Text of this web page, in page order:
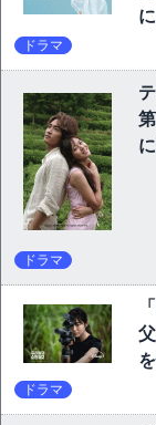
ドラマ
ドラマ
ドラマ